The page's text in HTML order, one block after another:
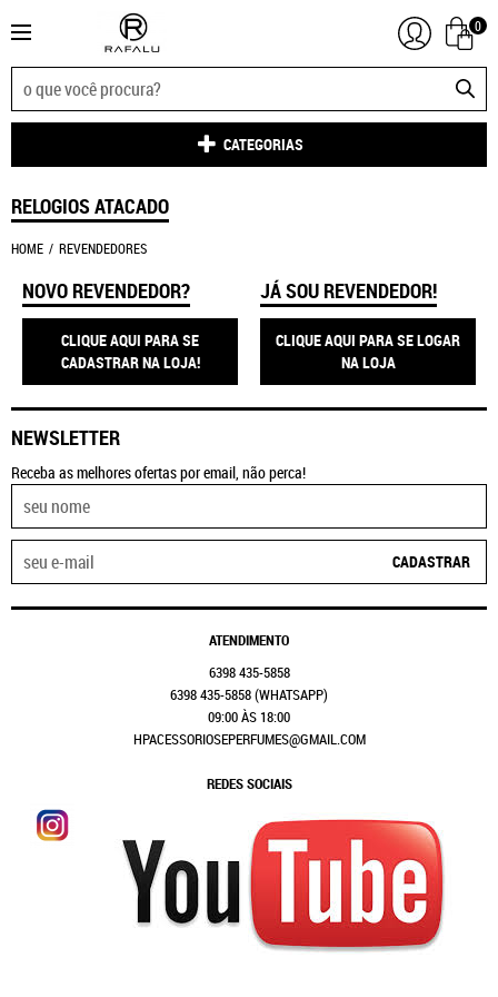
0
CATEGORIAS
RELOGIOS ATACADO
HOME REVENDEDORES
NOVO REVENDEDOR?
CLIQUE AQUI PARA SE
CADASTRAR NA LOJA!
JÁ SOU REVENDEDOR!
CLIQUE AQUI PARA SE LOGAR
NA LOJA
NEWSLETTER
Receba as melhores ofertas por email, não perca!
CADASTRAR
ATENDIMENTO
6398435-5858
6398435-5858(WHATSAPP)
09:00 ÀS 18:00
HPACESSORIOSEPERFUMES@GMAIL.COM
REDES SOCIAIS